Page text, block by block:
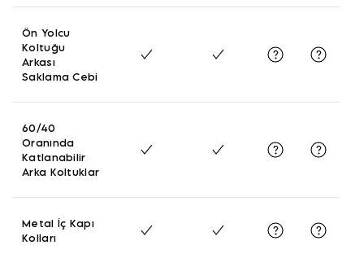
Ön Yolcu
Koltuğu
Arkası
Saklama Cebi
60/40
Oranında
Katlanabilir
Arka Koltuklar
Metal İç Kapı
Kolları